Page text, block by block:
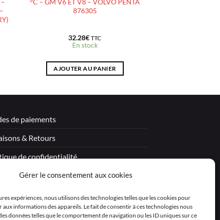
Gérer le consentement aux cookies
expériences, nous utilisons des technologies telles que les cookies pour
aux informations des appareils. Le fait de consentir à ces technologies nous
données telles que le comportement de navigation ou les ID uniques sur ce
876305
32.28€ TTC
En stock
AJOUTER AU PANIER
de paiements
& Retours
de confidentialité
légales
générales de vente – Garantie
de confidentialité (UE)